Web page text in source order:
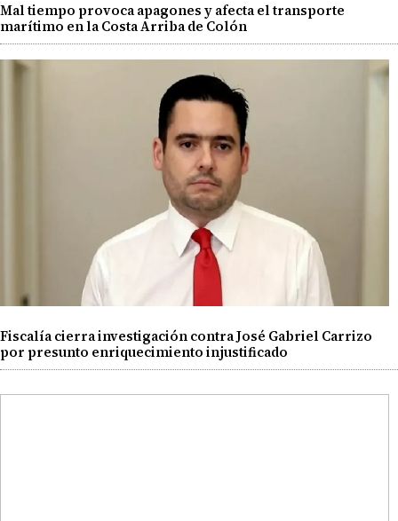
Mal tiempo provoca apagones y afecta el transporte
marítimo en la Costa Arriba de Colón
Fiscalía cierra investigación contra José Gabriel Carrizo
por presunto enriquecimiento injustificado